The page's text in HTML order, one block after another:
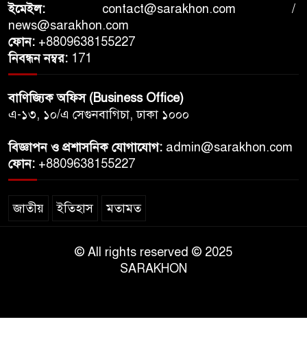
ইমেইল: contact@sarakhon.com /
news@sarakhon.com
ফোন: +8809638155227
নিবন্ধন নম্বর: 171
বাণিজ্যিক অফিস (Business Office)
এ-১৩, ১০/এ সেগুনবাগিচা, ঢাকা ১০০০
বিজ্ঞাপন ও প্রশাসনিক যোগাযোগ: admin@sarakhon.com
ফোন: +8809638155227
জাতীয় ইতিহাস মতামত
© All rights reserved © 2025
SARAKHON